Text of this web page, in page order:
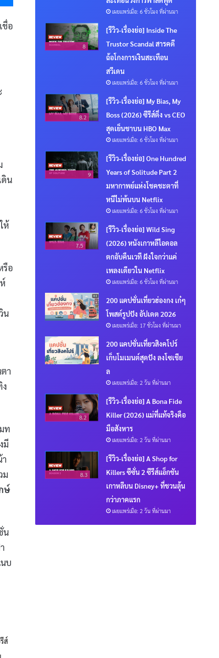
ชื่อ
ดิน
ห้
รือ
น
า
ท
มี
ม
ษ์
น
บ
ส์
เผยแพร่เมื่อ: 6 ชั่วโมง ที่ผ่านมา
8
[รีวิว-เรื่องย่อ] Inside The
Trustor Scandal สารคดี
ฉ้อโกงการเงินสะเทือน
สวีเดน
เผยแพร่เมื่อ: 6 ชั่วโมง ที่ผ่านมา
8.2
[รีวิว-เรื่องย่อ] My Bias, My
Boss (2026) ซีรีส์ติ่ง vs CEO
สุดเย็นชาบน HBO Max
เผยแพร่เมื่อ: 6 ชั่วโมง ที่ผ่านมา
9
[รีวิว-เรื่องย่อ] One Hundred
Years of Solitude Part 2
มหากาพย์แห่งโชคชะตาที่
หนีไม่พ้นบน Netflix
เผยแพร่เมื่อ: 6 ชั่วโมง ที่ผ่านมา
7.5
[รีวิว-เรื่องย่อ] Wild Sing
(2026) หนังเกาหลีไอดอล
ตกอับคืนเวที ฝังใจกว่าแค่
เพลงเดียวใน Netflix
เผยแพร่เมื่อ: 6 ชั่วโมง ที่ผ่านมา
200 แคปชั่นเที่ยวฮ่องกง เก๋ๆ
โพสต์รูปปัง อัปเดต 2026
เผยแพร่เมื่อ: 17 ชั่วโมง ที่ผ่านมา
200 แคปชั่นเที่ยวสิงคโปร์
เก็บโมเมนต์สุดปัง ลงโซเชีย
ล
เผยแพร่เมื่อ: 2 วัน ที่ผ่านมา
8.2
[รีวิว-เรื่องย่อ] A Bona Fide
Killer (2026) แม่ที่แท้จริงคือ
มือสังหาร
เผยแพร่เมื่อ: 2 วัน ที่ผ่านมา
8.3
[รีวิว-เรื่องย่อ] A Shop for
Killers ซีซั่น 2 ซีรีส์แอ็กชัน
เกาหลีบน Disney+ ที่ชวนลุ้น
กว่าภาคแรก
เผยแพร่เมื่อ: 2 วัน ที่ผ่านมา